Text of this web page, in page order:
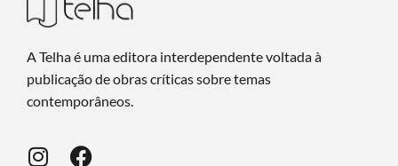
A Telha é uma editora interdependente voltada à
publicação de obras críticas sobre temas
contemporâneos.